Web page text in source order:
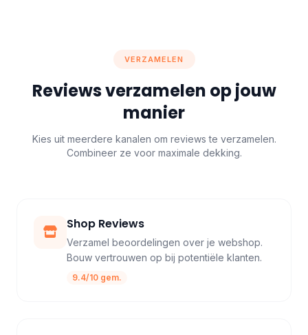
VERZAMELEN
Reviews verzamelen op jouw
manier
Kies uit meerdere kanalen om reviews te verzamelen.
Combineer ze voor maximale dekking.
Shop Reviews
Verzamel beoordelingen over je webshop.
Bouw vertrouwen op bij potentiële klanten.
9.4/10 gem.